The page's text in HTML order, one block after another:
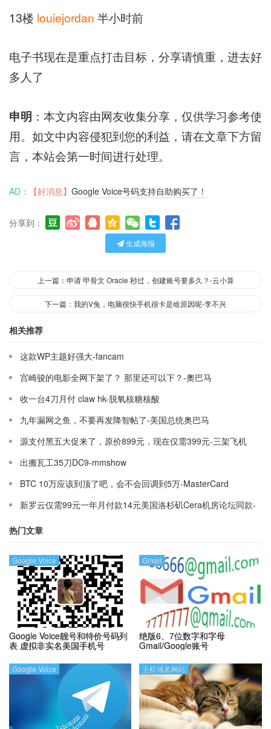
13楼 louiejordan 半小时前
电子书现在是重点打击目标，分享请慎重，进去好
多人了
申明 ：本文内容由网友收集分享，仅供学习参考使
用。如文中内容侵犯到您的利益，请在文章下方留
言，本站会第一时间进行处理。
AD： 【好消息】 Google Voice号码支持自助购买了！
分享到：
生成海报
上一篇：申请 甲骨文 Oracle 秒过，创建账号要多久？-云小算
下一篇：我的V兔，电脑很快手机很卡是啥原因呢-李不兴
相关推荐
这款WP主题好强大-fancam
宫崎骏的电影全网下架了？ 那里还可以下？-奧巴马
收一台4刀月付 claw hk-脱氧核糖核酸
九年漏网之鱼，不要再发降智帖了-美国总统奥巴马
源支付黑五大促来了，原价899元，现在仅需399元-三架飞机
出搬瓦工35刀DC9-mmshow
BTC 10万应该到顶了吧，会不会回调到5万-MasterCard
新罗云仅需99元一年月付款14元美国洛杉矶Cera机房论坛同款-
热门文章
Google Voice靓号和特价号码列
表 虚拟非实名美国手机号
Google Voice
绝版6、7位数字和字母
Gmail/Google账号
Gmail
Google Voice 主机域名网站